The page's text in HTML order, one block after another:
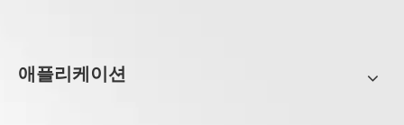
애플리케이션